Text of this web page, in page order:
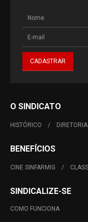
O SINDICATO
HISTÓRICO DIRETORIA
BENEFÍCIOS
CINE SINFARMIG
SINDICALIZE-SE
COMO FUNCIONA